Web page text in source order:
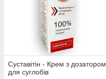
Суставітін - Крем з дозатором
для суглобів